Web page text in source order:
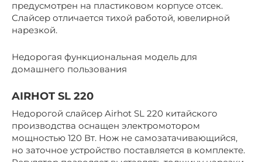
предусмотрен на пластиковом корпусе отсек.
Слайсер отличается тихой работой, ювелирной
нарезкой.
Недорогая функциональная модель для
домашнего пользования
AIRHOT SL 220
Недорогой слайсер Airhot SL 220 китайского
производства оснащен электромотором
мощностью 120 Вт. Нож не самозатачивающийся,
но заточное устройство поставляется в комплекте.